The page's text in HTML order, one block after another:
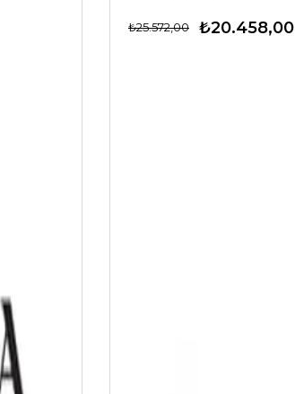
₺20.458,00
₺25.572,00